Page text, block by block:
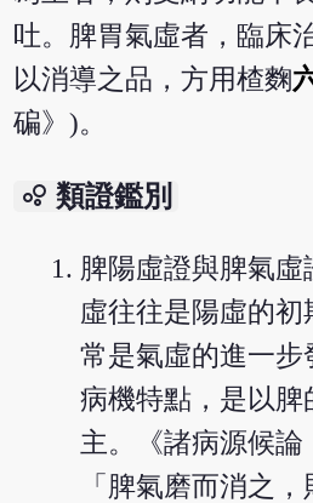
吐。脾胃氣虛者，臨床
以消導之品，方用楂麴
碥》)。
bubble_chart 類證鑑別
脾陽虛證與脾氣
虛往往是陽虛的初
常是氣虛的進一步
病機特點，是以
主。《諸病源候論
「脾氣磨而消之